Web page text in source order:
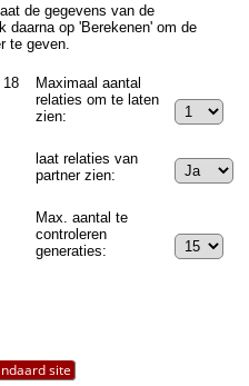
de gegevens van de
daarna op 'Berekenen' om de
te geven.
18
Maximaal aantal
relaties om te laten
zien:
laat relaties van
partner zien:
Max. aantal te
controleren
generaties:
site